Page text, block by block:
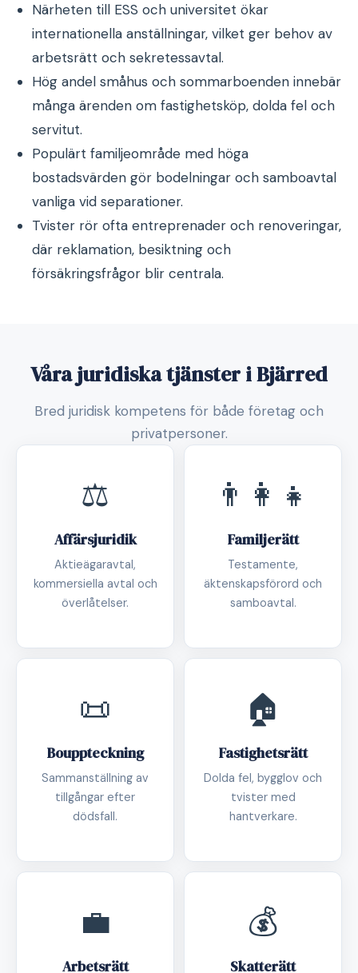
Närheten till ESS och universitet ökar
internationella anställningar, vilket ger behov av
arbetsrätt och sekretessavtal.
Hög andel småhus och sommarboenden innebär
många ärenden om fastighetsköp, dolda fel och
servitut.
Populärt familjeområde med höga
bostadsvärden gör bodelningar och samboavtal
vanliga vid separationer.
Tvister rör ofta entreprenader och renoveringar,
där reklamation, besiktning och
försäkringsfrågor blir centrala.
Våra juridiska tjänster i Bjärred
Bred juridisk kompetens för både företag och
privatpersoner.
⚖️
Affärsjuridik
Aktieägaravtal,
kommersiella avtal och
överlåtelser.
👨‍👩‍👧
Familjerätt
Testamente,
äktenskapsförord och
samboavtal.
📜
Bouppteckning
Sammanställning av
tillgångar efter
dödsfall.
🏠
Fastighetsrätt
Dolda fel, bygglov och
tvister med
hantverkare.
💼
Arbetsrätt
💰
Skatterätt